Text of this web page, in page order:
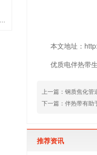
本文地址：
优质电伴热带
上一篇： 钢质焦化管
下一篇： 伴热带有助
推荐资讯